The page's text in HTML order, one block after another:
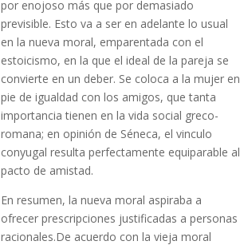
por enojoso más que por demasiado
previsible. Esto va a ser en adelante lo usual
en la nueva moral, emparentada con el
estoicismo, en la que el ideal de la pareja se
convierte en un deber. Se coloca a la mujer en
pie de igualdad con los amigos, que tanta
importancia tienen en la vida social greco-
romana; en opinión de Séneca, el vinculo
conyugal resulta perfectamente equiparable al
pacto de amistad.
En resumen, la nueva moral aspiraba a
ofrecer prescripciones justificadas a personas
racionales.De acuerdo con la vieja moral